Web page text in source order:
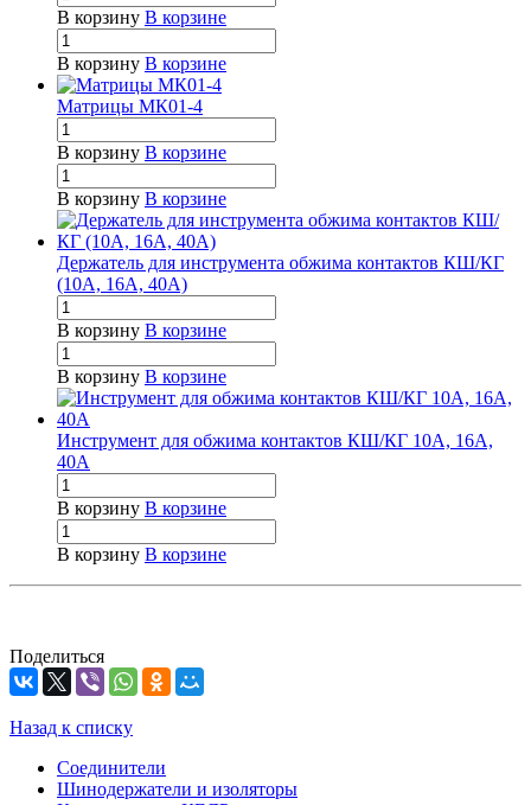
В корзину В корзине
В корзину В корзине
Матрицы МК01-4
В корзину В корзине
В корзину В корзине
Держатель для инструмента обжима контактов КШ/КГ
(10А, 16А, 40А)
В корзину В корзине
В корзину В корзине
Инструмент для обжима контактов КШ/КГ 10А, 16А,
40А
В корзину В корзине
В корзину В корзине
Поделиться
Назад к списку
Соединители
Шинодержатели и изоляторы